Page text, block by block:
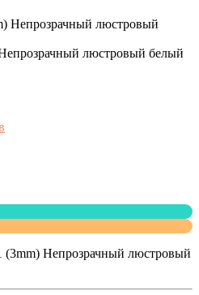
люстровый белый